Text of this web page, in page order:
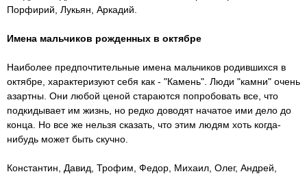
Порфирий, Лукьян, Аркадий.
Имена мальчиков рожденных в октябре
Наиболее предпочтительные имена мальчиков родившихся в
октябре, характеризуют себя как - "Камень". Люди "камни" очень
азартны. Они любой ценой стараются попробовать все, что
подкидывает им жизнь, но редко доводят начатое ими дело до
конца. Но все же нельзя сказать, что этим людям хоть когда-
нибудь может быть скучно.
Константин, Давид, Трофим, Федор, Михаил, Олег, Андрей,